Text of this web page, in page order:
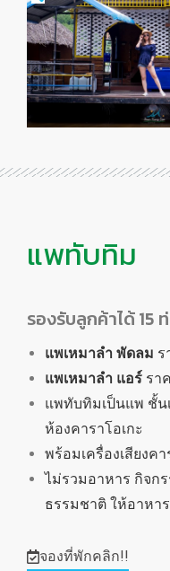
แพทับทิม
รองรับลูกค้าได้ 15
แพเหมาลำ พัดลม ร
แพเหมาลำ แอร์ รา
แพทับทิมเป็นแพ ชั้น
ห้องคาราโอเกะ
พร้อมเครื่องเสียงคา
ไม่รวมอาหาร กิจก
ธรรมชาติ ให้อาหา
จองที่พักคลิก!!